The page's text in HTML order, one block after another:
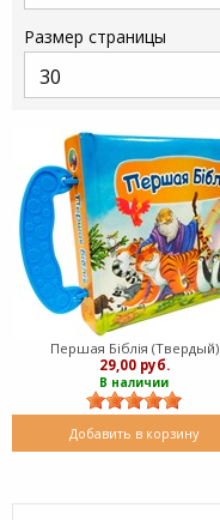
Размер страницы
Першая Біблія (Твердый)
29,00 руб.
В наличии
Добавить в корзину